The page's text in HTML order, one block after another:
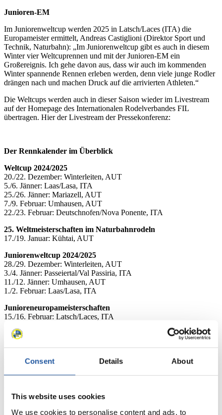
Consent Details About
This website uses cookies
We use cookies to personalise content and ads, to
Junioren-EM
Im Juniorenweltcup werden 2025 in Latsch/Laces (ITA) die
Europameister ermittelt, Andreas Castiglioni (Direktor Sport und
Technik, Naturbahn): „Im Juniorenweltcup gibt es auch in diesem
Winter vier Weltcuprennen und mit der Junioren-EM ein
Großereignis. Ich gehe davon aus, dass wir auch im kommenden
Winter spannende Rennen erleben werden, denn viele junge Rodler
drängen nach und machen Druck auf die arrivierten Athleten.“
Die Weltcups werden auch in dieser Saison wieder im Livestream
auf der Homepage des Internationalen Rodelverbandes FIL
übertragen. Hier der Livestream der Pressekonferenz:
Der Rennkalender im Überblick
Weltcup 2024/2025
20./22. Dezember: Winterleiten, AUT
5./6. Jänner: Laas/Lasa, ITA
25./26. Jänner: Mariazell, AUT
7./9. Februar: Umhausen, AUT
22./23. Februar: Deutschnofen/Nova Ponente, ITA
25. Weltmeisterschaften im Naturbahnrodeln
17./19. Januar: Kühtai, AUT
Juniorenweltcup 2024/2025
28./29. Dezember: Winterleiten, AUT
3./4. Jänner: Passeiertal/Val Passiria, ITA
11./12. Jänner: Umhausen, AUT
1./2. Februar: Laas/Lasa, ITA
Junioreneuropameisterschaften
15./16. Februar: Latsch/Laces, ITA
News